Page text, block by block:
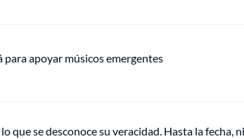
para apoyar músicos emergentes
que se desconoce su veracidad. Hasta la fecha, ni